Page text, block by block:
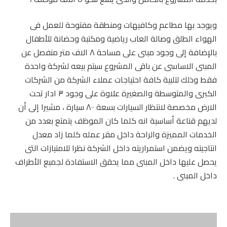
ويوجد بها مطاعم وكافيهات ومنطقة مفتوحة للعمل فى
الهواء الطلق وصالة العاب رياضية ومكتبة وحضانة للأطفال
بالإضافة إلى وجود مبنى على مساحة ٨ الاف متر منفصل عن
المبنى الاساسى عن باقى المشروع سيتم بيعه لشركة واحدة
فقط وذلك لتلبية كافة احتياجات عملاء الشركة من الشركات
الكبرى والمتوسطة والصغيرة علاوة على وجود ٣ ادار تحت
الارض مخصصة لانتظار السيارات بسعة ٨٠٠ سيارة ، مشيرا إلى أن
لديهم قناعة أساسية انه كلما كان الموظف يتمتع بعدد من
الخدمات المميزة والراحة داخل مقر عمله كلما زاد معدل
انتاجيته ويضمن استمراريته داخل الشركة نظرا للامتيازات التى
يحصل عليها داخل المبنى مما يحقق الاستفادة لجميع الأطراف
داخل المبنى .